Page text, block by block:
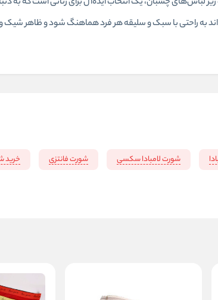
به راحتی با سبک و سلیقه هر فرد هماهنگ شود و ظاهر شیک و
شورت لامبادا سکسی شورت فانتزی خرید